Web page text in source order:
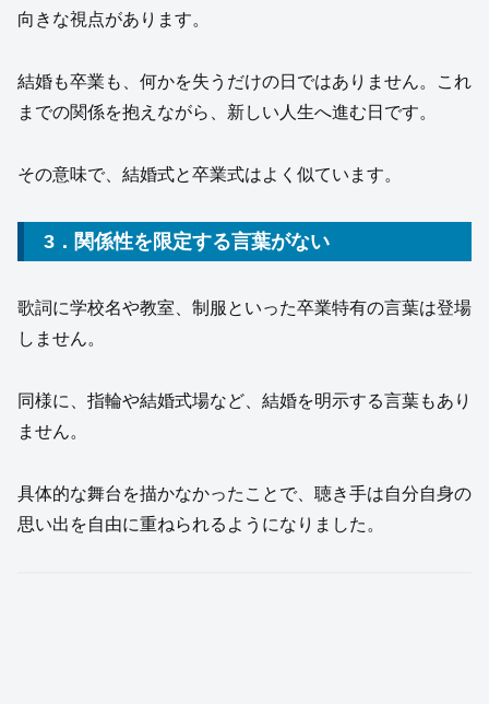
向きな視点があります。
結婚も卒業も、何かを失うだけの日ではありません。これ
までの関係を抱えながら、新しい人生へ進む日です。
その意味で、結婚式と卒業式はよく似ています。
3．関係性を限定する言葉がない
歌詞に学校名や教室、制服といった卒業特有の言葉は登場
しません。
同様に、指輪や結婚式場など、結婚を明示する言葉もあり
ません。
具体的な舞台を描かなかったことで、聴き手は自分自身の
思い出を自由に重ねられるようになりました。